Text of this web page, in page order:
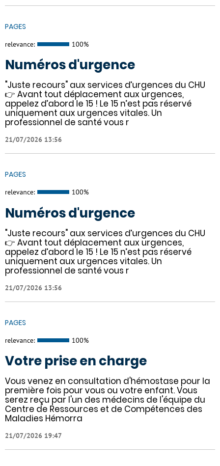
PAGES
relevance: 100%
Numéros d'urgence
"Juste recours" aux services d’urgences du CHU
👉 Avant tout déplacement aux urgences,
appelez d’abord le 15 ! Le 15 n’est pas réservé
uniquement aux urgences vitales. Un
professionnel de santé vous r
21/07/2026 13:56
PAGES
relevance: 100%
Numéros d'urgence
"Juste recours" aux services d’urgences du CHU
👉 Avant tout déplacement aux urgences,
appelez d’abord le 15 ! Le 15 n’est pas réservé
uniquement aux urgences vitales. Un
professionnel de santé vous r
21/07/2026 13:56
PAGES
relevance: 100%
Votre prise en charge
Vous venez en consultation d'hémostase pour la
première fois pour vous ou votre enfant. Vous
serez reçu par l'un des médecins de l'équipe du
Centre de Ressources et de Compétences des
Maladies Hémorra
21/07/2026 19:47